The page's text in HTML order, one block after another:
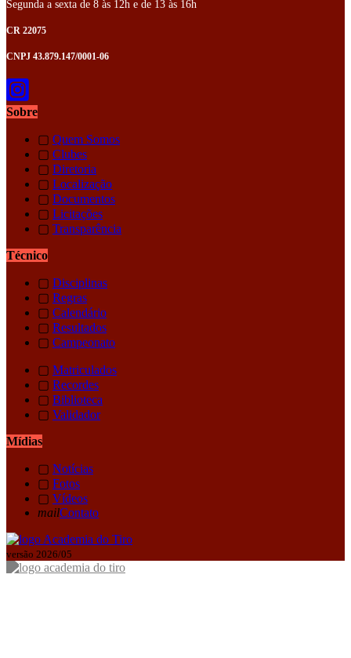
Segunda a sexta de 8 às 12h e de 13 às 16h
CR 22075
CNPJ 43.879.147/0001-06
Sobre
▢ Quem Somos
▢ Clubes
▢ Diretoria
▢ Localização
▢ Documentos
▢ Licitações
▢ Transparência
Técnico
▢ Disciplinas
▢ Regras
▢ Calendário
▢ Resultados
▢ Campeonato
▢ Matriculados
▢ Recordes
▢ Biblioteca
▢ Validador
Mídias
▢ Notícias
▢ Fotos
▢ Vídeos
mailContato
versão 2026/05